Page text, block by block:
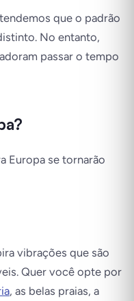
que o padrão
No entanto,
passar o tempo
Europa se tornarão
vibrações que são
Quer você opte por
, as belas praias, a